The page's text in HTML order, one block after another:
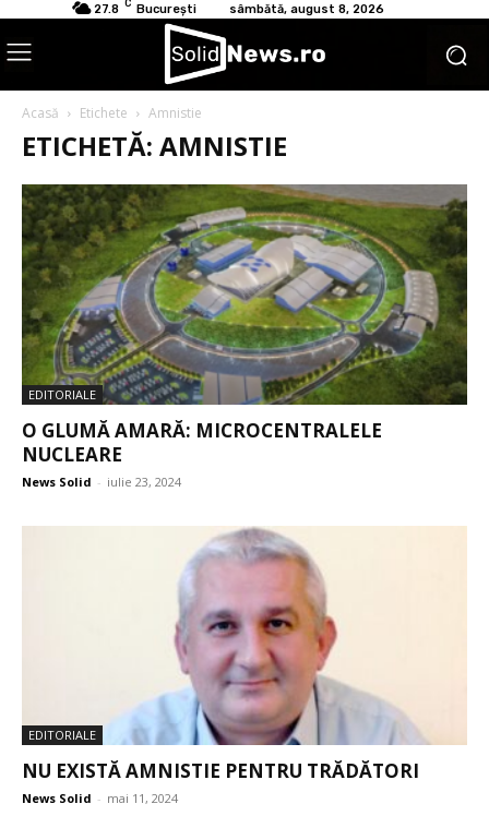
27.8 C București sâmbătă, august 8, 2026
Acasă Etichete Amnistie
ETICHETĂ: AMNISTIE
EDITORIALE
O GLUMĂ AMARĂ: MICROCENTRALELE
NUCLEARE
News Solid - iulie 23, 2024
EDITORIALE
NU EXISTĂ AMNISTIE PENTRU TRĂDĂTORI
News Solid - mai 11, 2024